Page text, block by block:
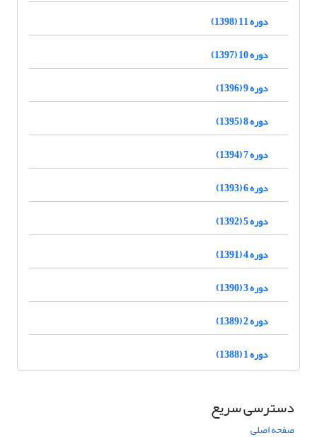
دوره 11 (1398)
دوره 10 (1397)
دوره 9 (1396)
دوره 8 (1395)
دوره 7 (1394)
دوره 6 (1393)
دوره 5 (1392)
دوره 4 (1391)
دوره 3 (1390)
دوره 2 (1389)
دوره 1 (1388)
دسترسی سریع
صفحه اصلی